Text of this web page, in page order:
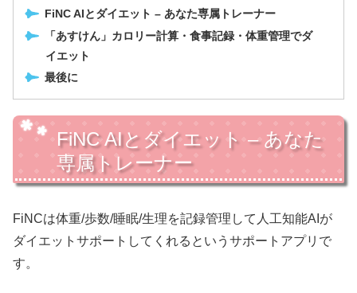
FiNC AIとダイエット – あなた専属トレーナー
「あすけん」カロリー計算・食事記録・体重管理でダ
イエット
最後に
FiNC AIとダイエット – あなた
専属トレーナー
FiNCは体重/歩数/睡眠/生理を記録管理して人工知能AIが
ダイエットサポートしてくれるというサポートアプリで
す。